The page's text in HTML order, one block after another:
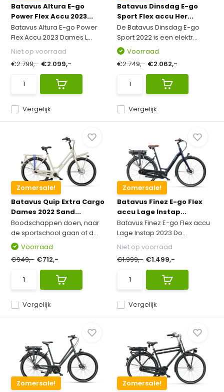
Batavus Altura E-go
Power Flex Accu 2023...
Batavus Altura E-go Power
Flex Accu 2023 Dames L...
Vergelijk
Niet op voorraad
€2.799,- €2.099,-
Batavus Dinsdag E-go
Sport Flex accu Her...
De Batavus Dinsdag E-go
Sport 2022 is een elektr...
Vergelijk
Voorraad
€2.749,- €2.062,-
Zomersale!
Batavus Quip Extra Cargo
Dames 2022 Sand...
Boodschappen doen, naar
de sportschool gaan of d...
Vergelijk
Voorraad
€949,- €712,-
Zomersale!
Batavus Finez E-go Flex
accu Lage Instap...
Batavus Finez E-go Flex accu
Lage Instap 2023 Do...
Vergelijk
Niet op voorraad
€1.999,- €1.499,-
Zomersale!
Zomersale!